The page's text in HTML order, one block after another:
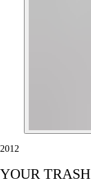
2012
YOUR TRASH